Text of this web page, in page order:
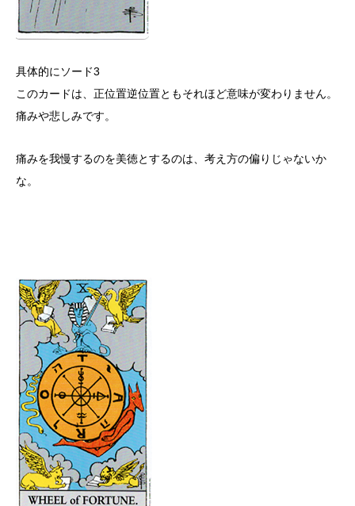
具体的にソード3
このカードは、正位置逆位置ともそれほど意味が変わりません。
痛みや悲しみです。
痛みを我慢するのを美徳とするのは、考え方の偏りじゃないか
な。